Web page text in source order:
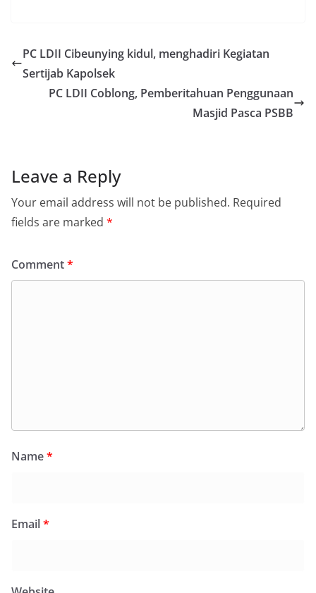
PC LDII Cibeunying kidul, menghadiri Kegiatan
Sertijab Kapolsek
PC LDII Coblong, Pemberitahuan Penggunaan
Masjid Pasca PSBB
Leave a Reply
Your email address will not be published. Required
fields are marked *
Comment*
Name*
Email*